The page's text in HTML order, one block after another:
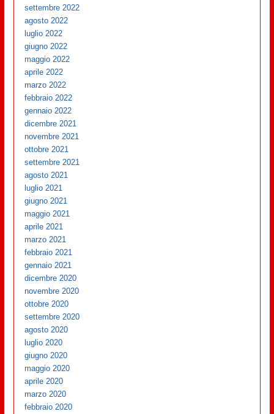
settembre 2022
agosto 2022
luglio 2022
giugno 2022
maggio 2022
aprile 2022
marzo 2022
febbraio 2022
gennaio 2022
dicembre 2021
novembre 2021
ottobre 2021
settembre 2021
agosto 2021
luglio 2021
giugno 2021
maggio 2021
aprile 2021
marzo 2021
febbraio 2021
gennaio 2021
dicembre 2020
novembre 2020
ottobre 2020
settembre 2020
agosto 2020
luglio 2020
giugno 2020
maggio 2020
aprile 2020
marzo 2020
febbraio 2020